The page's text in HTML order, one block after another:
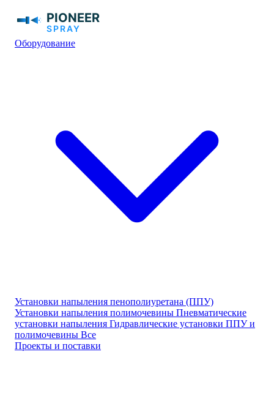
Оборудование
Установки напыления пенополиуретана (ППУ)
Установки напыления полимочевины Пневматические
установки напыления Гидравлические установки ППУ и
полимочевины Все
Проекты и поставки